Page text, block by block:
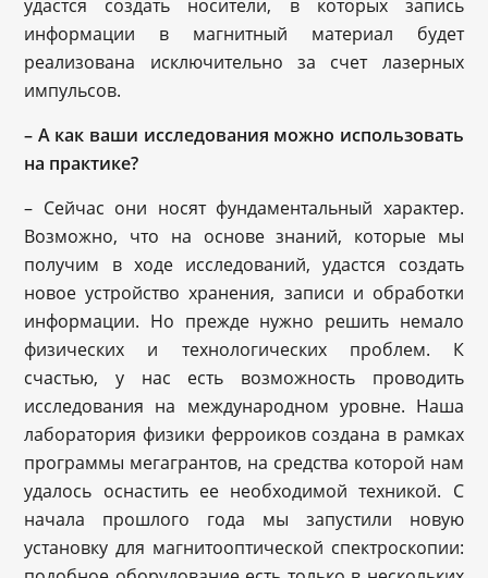
удастся создать носители, в которых запись
информации в магнитный материал будет
реализована исключительно за счет лазерных
импульсов.
– А как ваши исследования можно использовать
на практике?
– Сейчас они носят фундаментальный характер.
Возможно, что на основе знаний, которые мы
получим в ходе исследований, удастся создать
новое устройство хранения, записи и обработки
информации. Но прежде нужно решить немало
физических и технологических проблем. К
счастью, у нас есть возможность проводить
исследования на международном уровне. Наша
лаборатория физики ферроиков создана в рамках
программы мегагрантов, на средства которой нам
удалось оснастить ее необходимой техникой. С
начала прошлого года мы запустили новую
установку для магнитооптической спектроскопии: